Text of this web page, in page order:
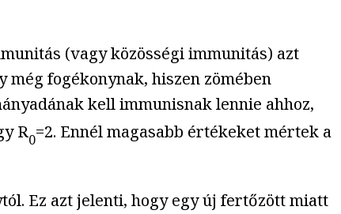
(vagy közösségi immunitás) azt
fogékonynak, hiszen zömében
kell immunisnak lennie ahhoz,
R0=2. Ennél magasabb értékeket mértek a
Ez azt jelenti, hogy egy új fertőzött miatt